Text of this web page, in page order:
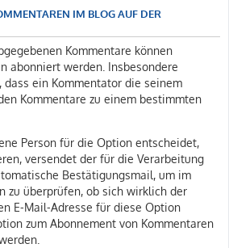
IM BLOG AUF DER
Kommentare können
abonniert werden. Insbesondere
ein Kommentator die seinem
Kommentare zu einem bestimmten
Person für die Option entscheidet,
versendet der für die Verarbeitung
Bestätigungsmail, um im
zu überprüfen, ob sich wirklich der
E-Mail-Adresse für diese Option
zum Abonnement von Kommentaren